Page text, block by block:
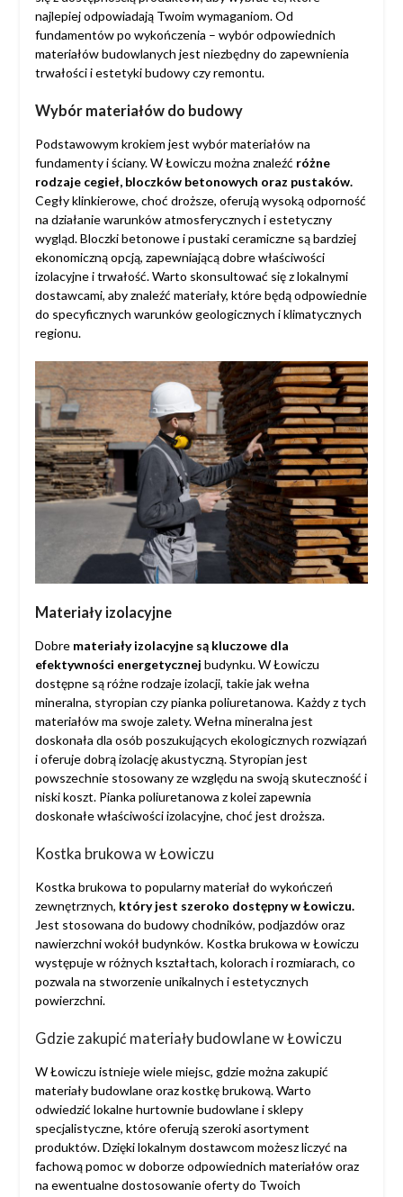
najlepiej odpowiadają Twoim wymaganiom. Od
fundamentów po wykończenia – wybór odpowiednich
materiałów budowlanych jest niezbędny do zapewnienia
trwałości i estetyki budowy czy remontu.
Wybór materiałów do budowy
Podstawowym krokiem jest wybór materiałów na
fundamenty i ściany. W Łowiczu można znaleźć różne
rodzaje cegieł, bloczków betonowych oraz pustaków.
Cegły klinkierowe, choć droższe, oferują wysoką odporność
na działanie warunków atmosferycznych i estetyczny
wygląd. Bloczki betonowe i pustaki ceramiczne są bardziej
ekonomiczną opcją, zapewniającą dobre właściwości
izolacyjne i trwałość. Warto skonsultować się z lokalnymi
dostawcami, aby znaleźć materiały, które będą odpowiednie
do specyficznych warunków geologicznych i klimatycznych
regionu.
Materiały izolacyjne
Dobre materiały izolacyjne są kluczowe dla
efektywności energetycznej budynku. W Łowiczu
dostępne są różne rodzaje izolacji, takie jak wełna
mineralna, styropian czy pianka poliuretanowa. Każdy z tych
materiałów ma swoje zalety. Wełna mineralna jest
doskonała dla osób poszukujących ekologicznych rozwiązań
i oferuje dobrą izolację akustyczną. Styropian jest
powszechnie stosowany ze względu na swoją skuteczność i
niski koszt. Pianka poliuretanowa z kolei zapewnia
doskonałe właściwości izolacyjne, choć jest droższa.
Kostka brukowa w Łowiczu
Kostka brukowa to popularny materiał do wykończeń
zewnętrznych, który jest szeroko dostępny w Łowiczu.
Jest stosowana do budowy chodników, podjazdów oraz
nawierzchni wokół budynków. Kostka brukowa w Łowiczu
występuje w różnych kształtach, kolorach i rozmiarach, co
pozwala na stworzenie unikalnych i estetycznych
powierzchni.
Gdzie zakupić materiały budowlane w Łowiczu
W Łowiczu istnieje wiele miejsc, gdzie można zakupić
materiały budowlane oraz kostkę brukową. Warto
odwiedzić lokalne hurtownie budowlane i sklepy
specjalistyczne, które oferują szeroki asortyment
produktów. Dzięki lokalnym dostawcom możesz liczyć na
fachową pomoc w doborze odpowiednich materiałów oraz
na ewentualne dostosowanie oferty do Twoich